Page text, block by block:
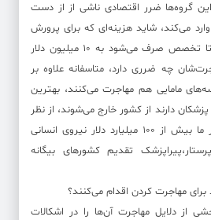
گروه‌ها ضرر اقتصادی ناشی از از دست
می‌کند، شاید هزینه‌ای که برای پرورش
این افراد از دوران مدرسه تا تخصص صرف می‌شود به ۱۰ میلیون دلار
چه ضرری دارد، متاسفانه علاوه بر
مامایی هم مهاجرت می‌کنند، بهترین
دارند از کشور خارج می‌شوند، از نظر
اقتصادی در چند سال اخیر ما بیش از ۱۰۰ میلیارد دلار نیروی انسانی
تقدیم کشورهای بیگانه
برای مهاجرت کردن اقدام می‌کنند؟
از دلایل مهاجرت آن‌ها را در اشکالات